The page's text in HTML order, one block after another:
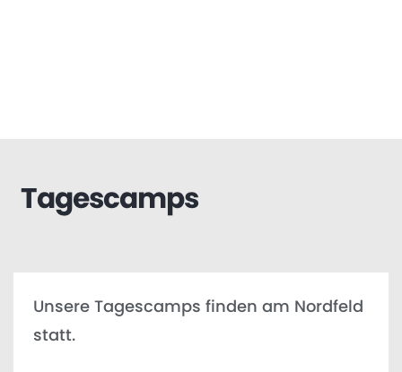
Tagescamps
Unsere Tagescamps finden am Nordfeld
statt.